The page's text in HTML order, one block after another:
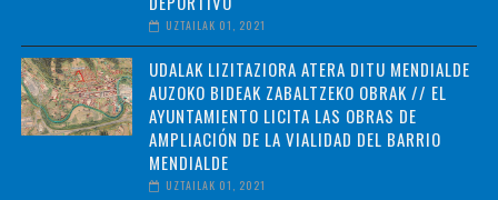
UZTAILAK 01, 2021
UDALAK LIZITAZIORA ATERA DITU MENDIALDE
AUZOKO BIDEAK ZABALTZEKO OBRAK // EL
AYUNTAMIENTO LICITA LAS OBRAS DE
AMPLIACIÓN DE LA VIALIDAD DEL BARRIO
MENDIALDE
UZTAILAK 01, 2021